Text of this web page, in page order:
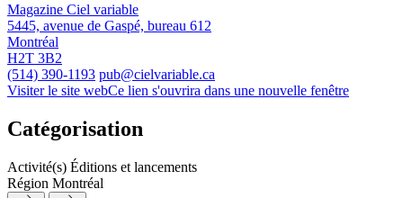
Magazine Ciel variable
5445, avenue de Gaspé, bureau 612
Montréal
H2T 3B2
(514) 390-1193 pub@cielvariable.ca
Visiter le site webCe lien s'ouvrira dans une nouvelle fenêtre
Catégorisation
Activité(s) Éditions et lancements
Région Montréal